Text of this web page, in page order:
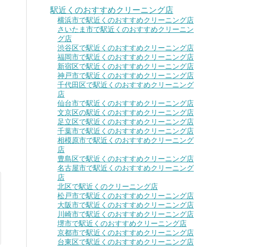
駅近くのおすすめクリーニング店
横浜市で駅近くのおすすめクリーニング店
さいたま市で駅近くのおすすめクリーニン
グ店
渋谷区で駅近くのおすすめクリーニング店
福岡市で駅近くのおすすめクリーニング店
新宿区で駅近くのおすすめクリーニング店
神戸市で駅近くのおすすめクリーニング店
千代田区で駅近くのおすすめクリーニング
店
仙台市で駅近くのおすすめクリーニング店
文京区の駅近くのおすすめクリーニング店
足立区で駅近くのおすすめクリーニング店
千葉市で駅近くのおすすめクリーニング店
相模原市で駅近くのおすすめクリーニング
店
豊島区で駅近くのおすすめクリーニング店
名古屋市で駅近くのおすすめクリーニング
店
北区で駅近くのクリーニング店
松戸市で駅近くのおすすめクリーニング店
大阪市で駅近くのおすすめクリーニング店
川崎市で駅近くのおすすめクリーニング店
堺市で駅近くのおすすめクリーニング店
京都市で駅近くのおすすめクリーニング店
台東区で駅近くのおすすめクリーニング店